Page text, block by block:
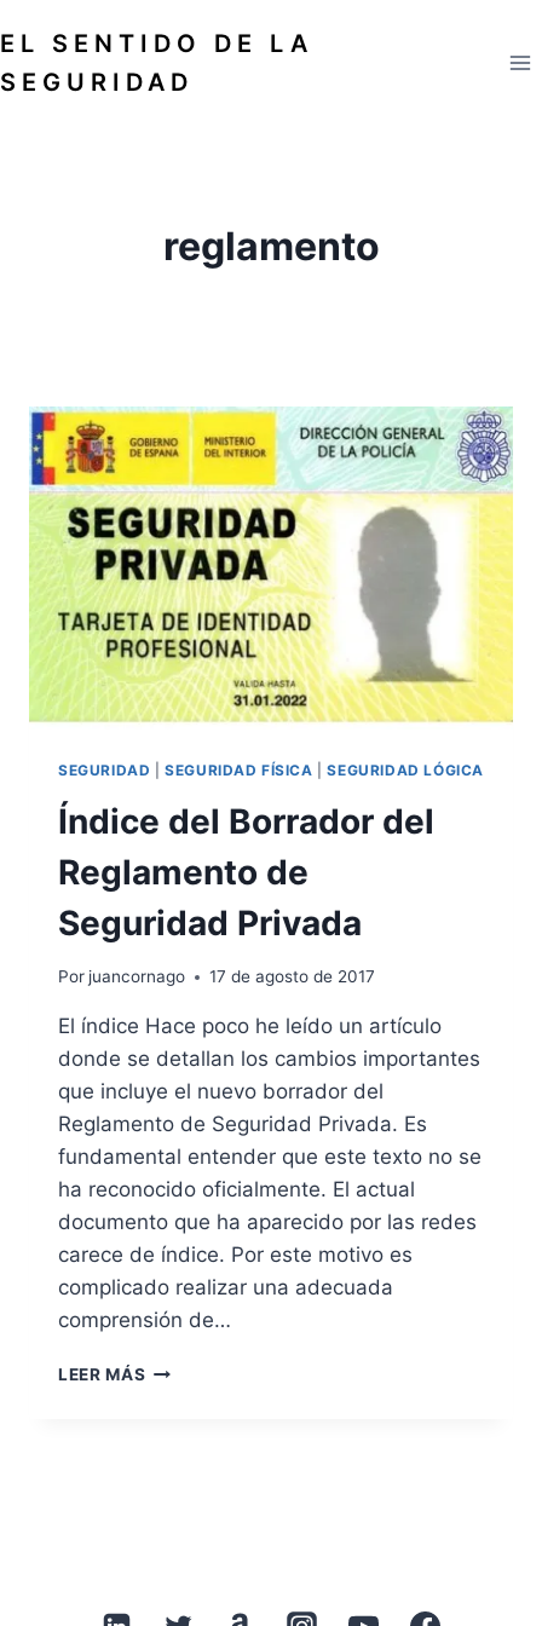
al
contenido
EL SENTIDO DE LA
SEGURIDAD
reglamento
SEGURIDAD |SEGURIDAD FÍSICA |SEGURIDAD LÓGICA
Índice del Borrador del
Reglamento de
Seguridad Privada
Por juancornago 17 de agosto de 2017
El índice Hace poco he leído un artículo
donde se detallan los cambios importantes
que incluye el nuevo borrador del
Reglamento de Seguridad Privada. Es
fundamental entender que este texto no se
ha reconocido oficialmente. El actual
documento que ha aparecido por las redes
carece de índice. Por este motivo es
complicado realizar una adecuada
comprensión de…
LEER MÁS ÍNDICE